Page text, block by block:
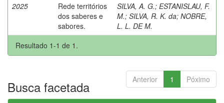
2025
Rede territórios
dos saberes e
sabores.
SILVA, A. G.; ESTANISLAU, F.
M.; SILVA, R. K. da; NOBRE,
L. L. DE M.
Resultado 1-1 de 1.
Anterior 1 Póximo
Busca facetada